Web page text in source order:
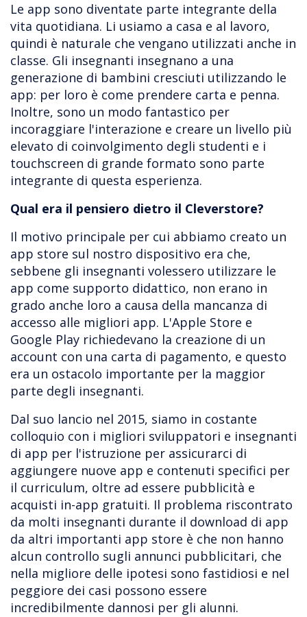
Le app sono diventate parte integrante della
vita quotidiana. Li usiamo a casa e al lavoro,
quindi è naturale che vengano utilizzati anche in
classe. Gli insegnanti insegnano a una
generazione di bambini cresciuti utilizzando le
app: per loro è come prendere carta e penna.
Inoltre, sono un modo fantastico per
incoraggiare l'interazione e creare un livello più
elevato di coinvolgimento degli studenti e i
touchscreen di grande formato sono parte
integrante di questa esperienza.
Qual era il pensiero dietro il Cleverstore?
Il motivo principale per cui abbiamo creato un
app store sul nostro dispositivo era che,
sebbene gli insegnanti volessero utilizzare le
app come supporto didattico, non erano in
grado anche loro a causa della mancanza di
accesso alle migliori app. L'Apple Store e
Google Play richiedevano la creazione di un
account con una carta di pagamento, e questo
era un ostacolo importante per la maggior
parte degli insegnanti.
Dal suo lancio nel 2015, siamo in costante
colloquio con i migliori sviluppatori e insegnanti
di app per l'istruzione per assicurarci di
aggiungere nuove app e contenuti specifici per
il curriculum, oltre ad essere pubblicità e
acquisti in-app gratuiti. Il problema riscontrato
da molti insegnanti durante il download di app
da altri importanti app store è che non hanno
alcun controllo sugli annunci pubblicitari, che
nella migliore delle ipotesi sono fastidiosi e nel
peggiore dei casi possono essere
incredibilmente dannosi per gli alunni.